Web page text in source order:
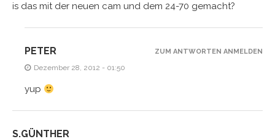
is das mit der neuen cam und dem 24-70 gemacht?
PETER
Dezember 28, 2012 - 01:50
yup
ZUM ANTWORTEN ANMELDEN
S.GÜNTHER